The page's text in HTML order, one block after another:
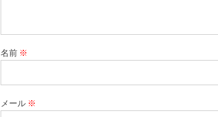
名前 ※
メール ※